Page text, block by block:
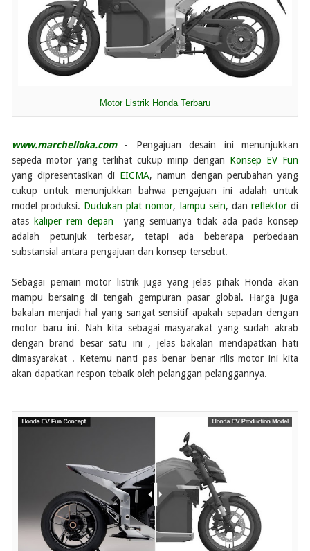
Motor Listrik Honda Terbaru
www.marchelloka.com- Pengajuan desain ini menunjukkan
sepeda motor yang terlihat cukup mirip dengan Konsep EV Fun
yang dipresentasikan di EICMA, namun dengan perubahan yang
cukup untuk menunjukkan bahwa pengajuan ini adalah untuk
model produksi. Dudukan plat nomor, lampu sein, dan reflektordi
ataskaliper rem depan yang semuanya tidak ada pada konsep
adalah petunjuk terbesar, tetapi ada beberapa perbedaan
substansial antara pengajuan dan konsep tersebut.
Sebagai pemain motor listrik juga yang jelas pihak Honda akan
mampu bersaing di tengah gempuran pasar global. Harga juga
bakalan menjadi hal yang sangat sensitif apakah sepadan dengan
motor baru ini. Nah kita sebagai masyarakat yang sudah akrab
dengan brand besar satu ini , jelas bakalan mendapatkan hati
dimasyarakat . Ketemu nanti pas benar benar rilis motor ini kita
akan dapatkan respon tebaik oleh pelanggan pelanggannya.